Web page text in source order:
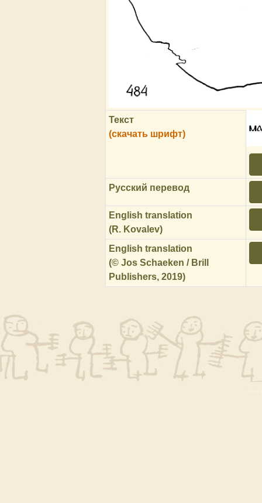
Текст
(скачать шрифт)
Русский перевод
English translation
(R. Kovalev)
English translation
(© Jos Schaeken / Brill
Publishers, 2019)